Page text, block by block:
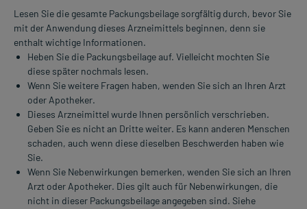
Lesen Sie die gesamte Packungsbeilage sorgfältig durch, bevor Sie
mit der Anwendung dieses Arzneimittels beginnen, denn sie
enthalt wichtige Informationen.
Heben Sie die Packungsbeilage auf. Vielleicht mochten Sie
diese später nochmals lesen.
Wenn Sie weitere Fragen haben, wenden Sie sich an Ihren Arzt
oder Apotheker.
Dieses Arzneimittel wurde Ihnen persönlich verschrieben.
Geben Sie es nicht an Dritte weiter. Es kann anderen Menschen
schaden, auch wenn diese dieselben Beschwerden haben wie
Sie.
Wenn Sie Nebenwirkungen bemerken, wenden Sie sich an Ihren
Arzt oder Apotheker. Dies gilt auch für Nebenwirkungen, die
nicht in dieser Packungsbeilage angegeben sind. Siehe